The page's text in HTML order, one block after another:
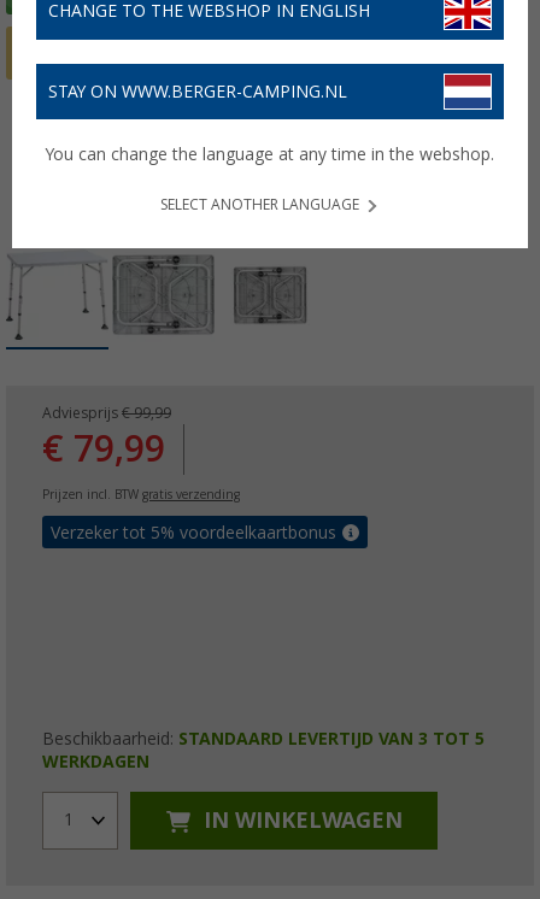
Adviesprijs € 99,99
€ 79,99
Prijzen incl. BTW gratis verzending
Verzeker tot 5% voordeelkaartbonus
Beschikbaarheid: STANDAARD LEVERTIJD VAN 3 TOT 5
WERKDAGEN
1 IN WINKELWAGEN
CHANGE TO THE WEBSHOP IN ENGLISH
STAY ON WWW.BERGER-CAMPING.NL
You can change the language at any time in the webshop.
SELECT ANOTHER LANGUAGE